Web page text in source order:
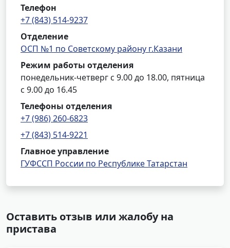
Телефон
+7 (843) 514-9237
Отделение
ОСП №1 по Советскому району г.Казани
Режим работы отделения
понедельник-четверг с 9.00 до 18.00, пятница
с 9.00 до 16.45
Телефоны отделения
+7 (986) 260-6823
+7 (843) 514-9221
Главное управление
ГУФССП России по Республике Татарстан
Оставить отзыв или жалобу на
пристава